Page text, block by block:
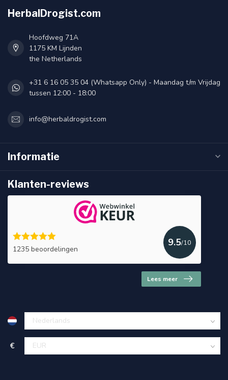
HerbalDrogist.com
Hoofdweg 71A
1175 KM Lijnden
the Netherlands
+31 6 16 05 35 04 (Whatsapp Only) - Maandag t/m Vrijdag
tussen 12:00 - 18:00
info@herbaldrogist.com
Informatie
Klanten-reviews
1235 beoordelingen
9.5/10
Lees meer
€